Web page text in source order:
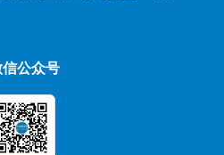
信公众号